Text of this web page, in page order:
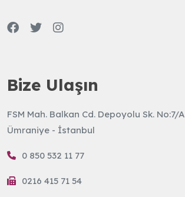
Bize Ulaşın
FSM Mah. Balkan Cd. Depoyolu Sk. No:7/A
Ümraniye - İstanbul
0 850 532 11 77
0216 415 71 54